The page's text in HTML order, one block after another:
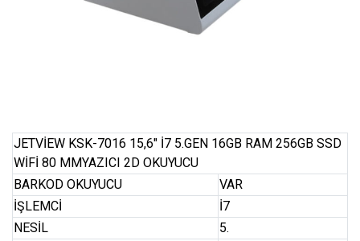
JETVİEW KSK-7016 15,6″ İ7 5.GEN 16GB RAM 256GB SSD
WİFİ 80 MMYAZICI 2D OKUYUCU
BARKOD OKUYUCU
VAR
İŞLEMCİ
İ7
NESİL
5.